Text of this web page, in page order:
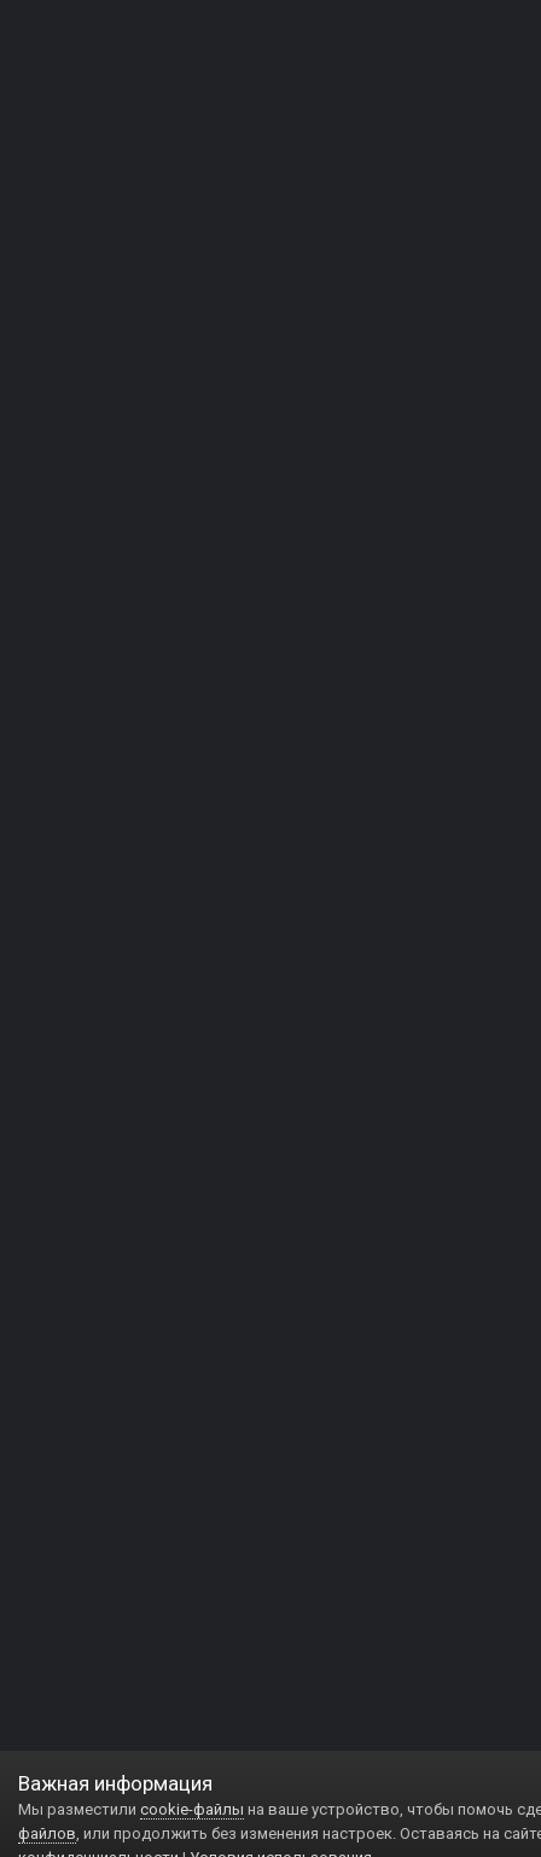
Важная информация
Мы разместили cookie-файлы на ваше устройство, чтобы помочь
файлов, или продолжить без изменения настроек. Оставаясь на